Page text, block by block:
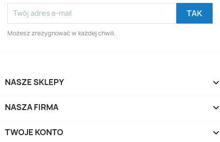
Możesz zrezygnować w każdej chwili.
NASZE SKLEPY
NASZA FIRMA
TWOJE KONTO